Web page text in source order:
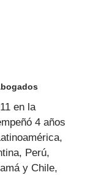
en la
4 años
Perú,
y Chile,